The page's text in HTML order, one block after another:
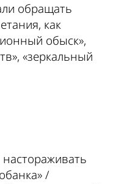
обращать
как
обыск»,
«зеркальный
/